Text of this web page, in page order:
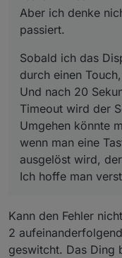
Ich hoffe man
Aber ich denke
passiert.
Sobald ich das
durch einen
Und nach 20
Timeout wird der
Umgehen könnte
wenn man eine
ausgelöst wird,
Ich hoffe man
Kann den Fehler
2
geswitcht. Das Ding